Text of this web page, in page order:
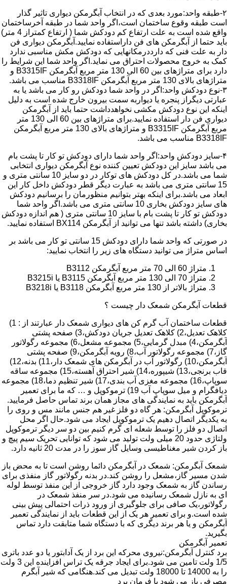
۲-طبقه واحد:مورد بعدی که در انتخاب آبگرمکن دیواری تاثیر گذار
است طبقه وقوع ساختمان است،اگر واحد شما در طبقه آخرساختمان
واقع شده است به علت ارتفاع کم دودکش شما ( ارتفاع کمتراز 4 متر)
باید حتما از آبگرمکن های فن داراستفاده نمایید.آبگرمکن دیواری فن
دار به علت فنی که دارددرمکانهایی که دودکش مکش مناسبی ندارد
کمک به خروج محصولات احتراق می نماید.اگر واحد شما این شرایط را
دارد برای متراژهای بین 60 الی 130 متر مربع آبگرمکن B3315IF و
متراژهای بالای 130 متر مربع آبگرمکن B3318IF مناسب می باشد.
۳-نوع دودکش واحد:اگر در واحد شما دودکش رو کار می باشد یا به
عبارتی دیگراز پنجره یا دیواربه سمت بیرون خارج شده است به دلیل
اینکه این نوع دودکش مکشی نخواهدداشت حتما باید از آبگرمکن
دیواری فن دار استفاده نمایید.برای متراژهای بین 60 الی 130 متر
مربع آبگرمکن B3315IF و متراژهای بالای 130 متر مربع آبگرمکن
B3318IF مناسب می باشد.
۴-سایز دودکش واحد:اگر واحد شما دارای دودکش تو کار تا پشت بام
می باشد سایز این دودکش تعیین کننده نوع آبگرمکن دیواری انتخابی
شما می باشد.در کل دودکش های توکار در دو سایز 10 سانتی متری و
15 سانتی متری می باشد به عبارت دیگر قطر دودکش داخل کار این
ابعاد می باشد.برای اینکه بهتر بتوانیم منظورمان را برسانیم دودکش
های سایز دودکش بخاری 10 سانتی متری می باشد.اگر واحد شما
دودکش تو کار تا پشت بام با سایز 10 سانتی متری ( هم اندازه دودکش
بخاری) داشته باشد تنها می توانید از آبگرمکن BX114 استفاده نمایید.
در صورتی که واحد شما دارای دودکش 15 سانتی تو کار می باشد بر
اساس متراژ می توانید دستگاه های زیر را انتخاب نمایید:
متراژ 60 الی 70 متر مربع آبگرمکن B3112
متراژ 70 الی 130 متر مربع آبگرمکن B3115 یا B3215i
متراژ بالاتر از 130 متر مربع آبگرمکن B3118 یا B3218i
قطعات آبگرمکن شمعک دار چیست ؟
قطعات ساختمان آب گرم کن های دیواری شمعک دار عبارتند از : 1)
کلاهک تعدیل،2) کلاهک تعدیل جریان دودکش،3) صفحه پشتی
آبگرمکن،4) مبدل گرمایی،5) مجموعه مشعل،6) مجموعه رگولاتور
گاز،7) مجموعه رگولاتور آب،8) رویه آبگرمکن،9) صفحه پشتی
آبگرمکن،10) رگولاتور آب در آبگرمکن های شمعک دار،11) بدنه،12)
قاب برنجی،13) شیپوره،14) شیر احتراق آهسته،15) مجموعه ساقه
سوپاپ،16) مجموعه مغزی آب بندی،17) شیر تنظیم دما،18) مجموعه
دیافگرام و میل سوپاپ آب 19) ترموکوپل و … که ما برای تعمیر
آبگرمکن باید به نمایندگی های مجاز همان برند تماس حاصل فرمایید.
ترموکوپل آبگرمکن: هر گاه دو فلز غیر هم جنس مانند مس و روی را
به یکدیگر اتصال دهیم یک ترموکوپل ایجاد می شود.حال اگر محل
اتصال دو فلز را توسط شعله ای گرم کنیم بین دو سر دیگر ترموکوپل
ولتاژی حدود 20 میلی ولت تولید می شود که توانایی تحریک سیم پیچ و
باز کردن شیر مغناطیسی وسایل گاز سوز را در مدت 20 ثانیه دارد.
شمعک آبگرمکن: شمعک در آبگرمکن دائما روشن است تا به محض باز
شدن مسیر گاز،مشعل را روشن کند.در بدنه رگولاتور گاز منفذی برای
رساندن گاز به شمعک وجود دارد گاز خروجی از این منفذ توسط لوله
ای به نازل شمعک رسانیده می شود.در سر منفذ شمعک در
رگولاتور،یک صافی برای جلوگیری از ورود ذرات احتمالی پیش بینی
شده است.و برای تعمیر هر یک از این قطعات باید از نمایندگی تعمیر
آبگرمکن و یا هر برند دیگری که با دستگاه شما متابقت دارد تماس
بگیرید.
تعمیر آبگرمکن
برد کنترل آبگرمکن:نیروی محرکه این برد از یک آدابتور یا دو عدد باتری
1/5 ولت تامین می شود.برای ایجاد جرقه یک تراس افزاینده این 3 ولت
را به 14000 تا 18000 ولت تبدیل می کند.هنگامی که شیر آبگرم
مصرفی باز می شود با فرمان برد